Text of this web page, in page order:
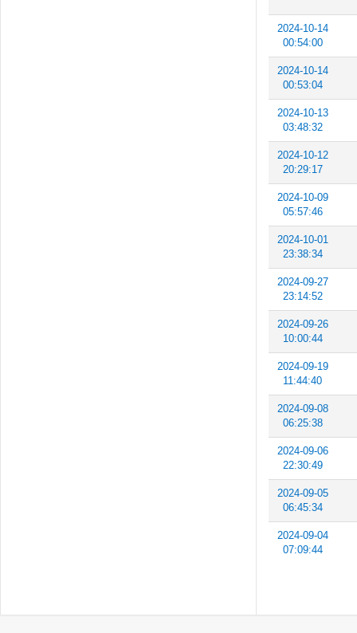
2024-10-14
00:54:00
2024-10-14
00:53:04
2024-10-13
03:48:32
2024-10-12
20:29:17
2024-10-09
05:57:46
2024-10-01
23:38:34
2024-09-27
23:14:52
2024-09-26
10:00:44
2024-09-19
11:44:40
2024-09-08
06:25:38
2024-09-06
22:30:49
2024-09-05
06:45:34
2024-09-04
07:09:44